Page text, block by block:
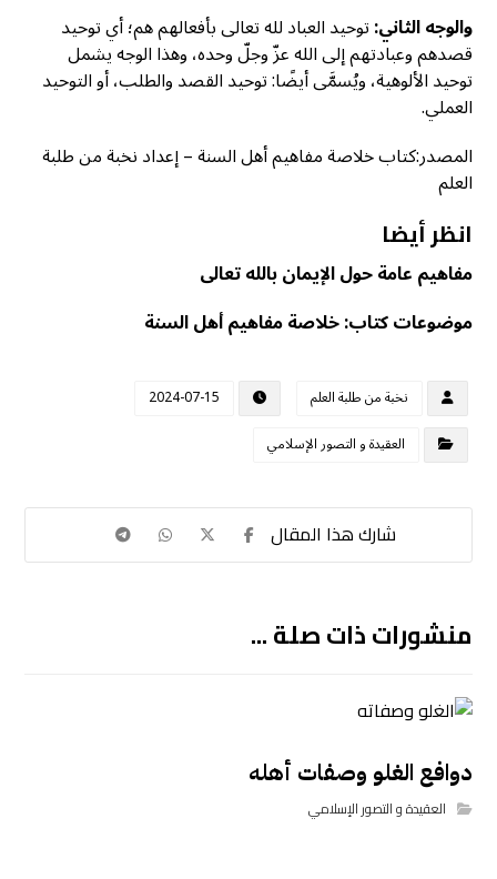
والوجه الثاني:توحيد العباد لله تعالى بأفعالهم هم؛ أي توحيد
قصدهم وعبادتهم إلى الله عزّ وجلّ وحده، وهذا الوجه يشمل
توحيد الألوهية، ويُسمَّى أيضًا: توحيد القصد والطلب، أو التوحيد
العملي.
المصدر:كتاب خلاصة مفاهيم أهل السنة – إعداد نخبة من طلبة
العلم
انظر أيضا
مفاهيم عامة حول الإيمان بالله تعالى
موضوعات كتاب: خلاصة مفاهيم أهل السنة
نخبة من طلبة العلم
2024-07-15
العقيدة و التصور الإسلامي
منشورات ذات صلة ...
دوافع الغلو وصفات أهله
العقيدة و التصور الإسلامي